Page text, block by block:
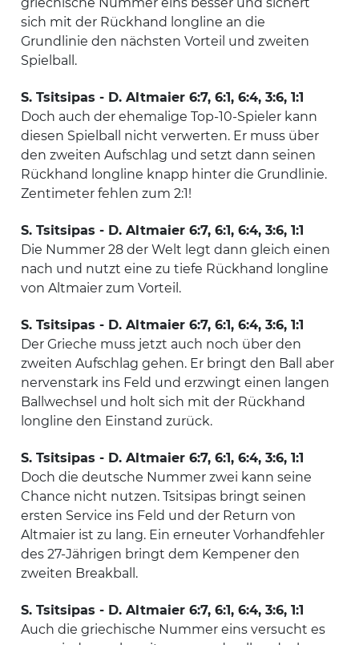
sich mit der Rückhand longline an die
Grundlinie den nächsten Vorteil und zweiten
Spielball.
S. Tsitsipas - D. Altmaier 6:7, 6:1, 6:4, 3:6, 1:1
Doch auch der ehemalige Top-10-Spieler kann
diesen Spielball nicht verwerten. Er muss über
den zweiten Aufschlag und setzt dann seinen
Rückhand longline knapp hinter die Grundlinie.
Zentimeter fehlen zum 2:1!
S. Tsitsipas - D. Altmaier 6:7, 6:1, 6:4, 3:6, 1:1
Die Nummer 28 der Welt legt dann gleich einen
nach und nutzt eine zu tiefe Rückhand longline
von Altmaier zum Vorteil.
S. Tsitsipas - D. Altmaier 6:7, 6:1, 6:4, 3:6, 1:1
Der Grieche muss jetzt auch noch über den
zweiten Aufschlag gehen. Er bringt den Ball aber
nervenstark ins Feld und erzwingt einen langen
Ballwechsel und holt sich mit der Rückhand
longline den Einstand zurück.
S. Tsitsipas - D. Altmaier 6:7, 6:1, 6:4, 3:6, 1:1
Doch die deutsche Nummer zwei kann seine
Chance nicht nutzen. Tsitsipas bringt seinen
ersten Service ins Feld und der Return von
Altmaier ist zu lang. Ein erneuter Vorhandfehler
des 27-Jährigen bringt dem Kempener den
zweiten Breakball.
S. Tsitsipas - D. Altmaier 6:7, 6:1, 6:4, 3:6, 1:1
Auch die griechische Nummer eins versucht es